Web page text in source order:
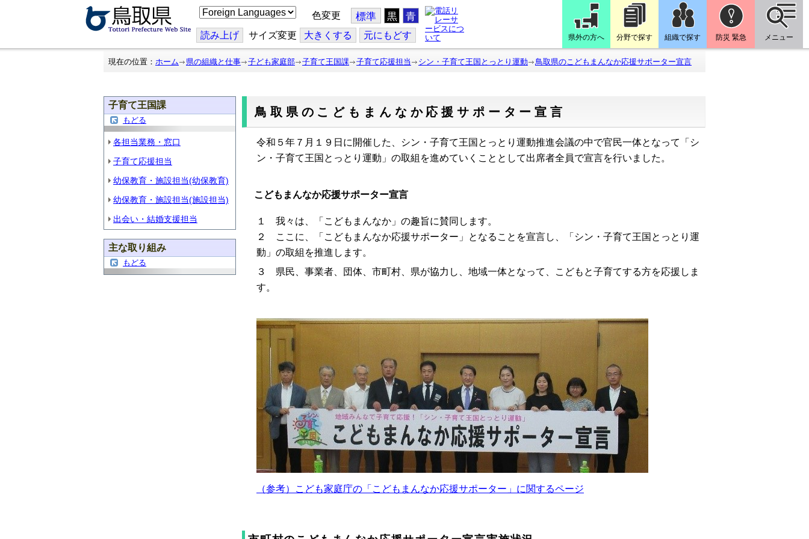
こ
の
ジ
を
翻
色変更 標準 黒 青
読み上げ サイズ変更 大きくする 元にもどす 県外の方へ 分野で探す 組織で探す 防災 緊急 メニュー
現在の位置： ホーム 県の組織と仕事 子ども家庭部 子育て王国課 子育て応援担当 シン・子育て王国とっとり運動 鳥取県のこどもまんなか応援サポーター宣言
子育て王国課
もどる
各担当業務・窓口
子育て応援担当
幼保教育・施設担当(幼保教育)
幼保教育・施設担当(施設担当)
出会い・結婚支援担当
主な取り組み
もどる
鳥取県のこどもまんなか応援サポーター宣言
令和５年７月１９日に開催した、シン・子育て王国とっとり運動推進会議の中で官民一体となって「シ
ン・子育て王国とっとり運動」の取組を進めていくこととして出席者全員で宣言を行いました。
こどもまんなか応援サポーター宣言
１ 我々は、「こどもまんなか」の趣旨に賛同します。
２ ここに、「こどもまんなか応援サポーター」となることを宣言し、「シン・子育て王国と っ とり運
動」の取組を推進します。
３ 県民、事業者、団体、市町村、県が協力し、地域一体となって、こどもと子育てする方を応援しま
す。
（参考）こども家庭庁の「こどもまんなか応援サポーター」に関するページ